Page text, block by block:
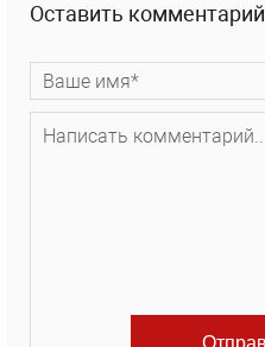
Оставить комментарий